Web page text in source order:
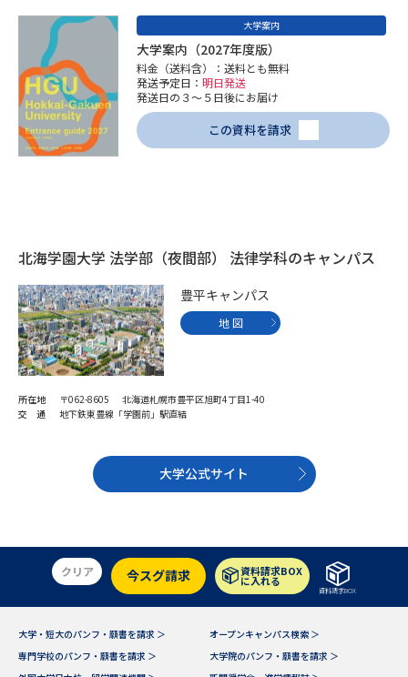
幼稚園教員資格認定試験 小学校教員資格認定試験
高等学校（情報）教員資格認定
試験
大学研究 大学検索
新増設大学・学部・学科特集
国際・グローバルに強い大学特
データサイエンス特集 奨学金・特待生制度特集
デジタルパンフレット
新学年スタート号特集ページ
（高3生用）
新学年スタート号特集ページ
SELFBRAND特集ページ
オープンキャンパス検索 実施プログラムから探す
来場型・Web型イベント特集 夢ナビライブ
大学案内
大学案内（2027年度版）
料金（送料含）：送料とも無料
発送予定日： 明日発送
発送日の３～５日後にお届け
この資料を請求
北海学園大学 法学部（夜間部） 法律学科のキャンパス
豊平キャンパス
地 図
所在地
〒062-8605 北海道札幌市豊平区旭町4丁目1-40
交 通
地下鉄東豊線「学園前」駅直結
大学公式サイト
クリア 今スグ請求 資料請求BOX
に入れる
資料請求BOX
大学・短大のパンフ・願書を請求 ＞
オープンキャンパス検索 ＞
専門学校のパンフ・願書を請求 ＞
大学院のパンフ・願書を請求 ＞